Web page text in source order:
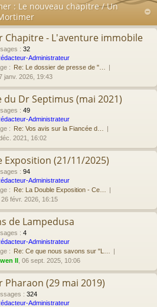
: Le nouveau chapitre / Un
Chapitre - L'aventure immobile
: 32
Administrateur
: Re: Le dossier de presse de "…
janv. 2026, 19:43
du Dr Septimus (mai 2021)
: 49
Administrateur
: Re: Vos avis sur la Fiancée d…
déc. 2021, 16:02
Exposition (21/11/2025)
: 94
Administrateur
: Re: La Double Exposition - Ce…
, 26 févr. 2026, 16:15
de Lampedusa
: 4
Administrateur
: Re: Ce que nous savons sur "L…
II , 06 sept. 2025, 10:06
Pharaon (29 mai 2019)
: 324
Administrateur